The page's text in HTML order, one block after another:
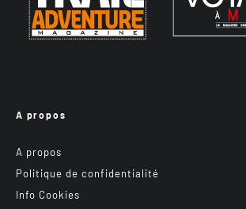
A propos
A propos
Politique de confidentialité
Info Cookies